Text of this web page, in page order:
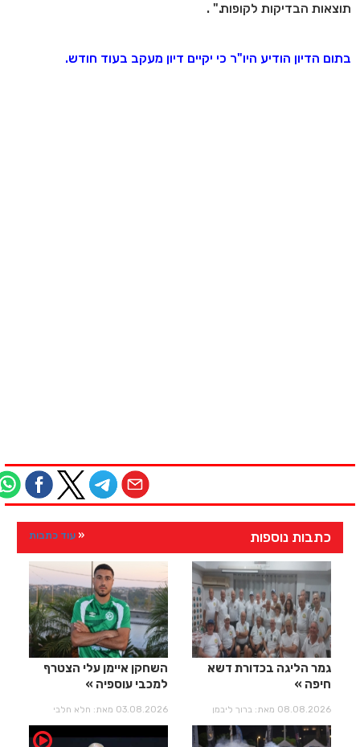
תוצאות הבדיקות לקופות." .
בתום הדיון הודיע היו"ר כי יקיים דיון מעקב בעוד חודש.
כתבות נוספות עוד כתבות
גמר הליגה בכדורת דשא
חיפה
08.08.2026 מאת: ברוך ליבמן
השחקן איימן עלי הצטרף
למכבי עוספיה
03.08.2026 מאת: חלא חלבי